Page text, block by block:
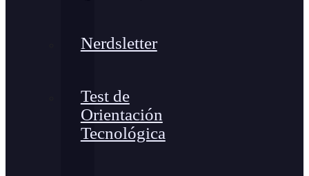
Nerdsletter
Test de
Orientación
Tecnológica